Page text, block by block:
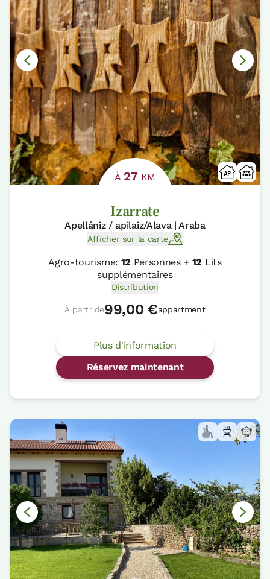
À 27KM
Izarrate
Apellániz / apilaiz/Alava | Araba
Afficher sur la carte
Agro-tourisme: 12 Personnes + 12 Lits
supplémentaires
Distribution
À partir de99,00 €appartment
Plus d'information
Réservez maintenant